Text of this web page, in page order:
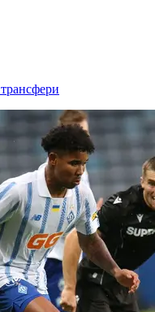
трансфери